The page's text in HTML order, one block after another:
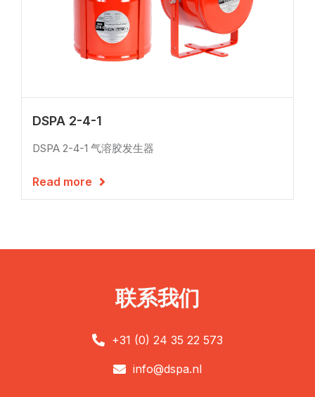
DSPA 2-4-1
DSPA 2-4-1 气溶胶发生器
Read more 
联系我们
 +31 (0) 24 35 22 573
 info@dspa.nl